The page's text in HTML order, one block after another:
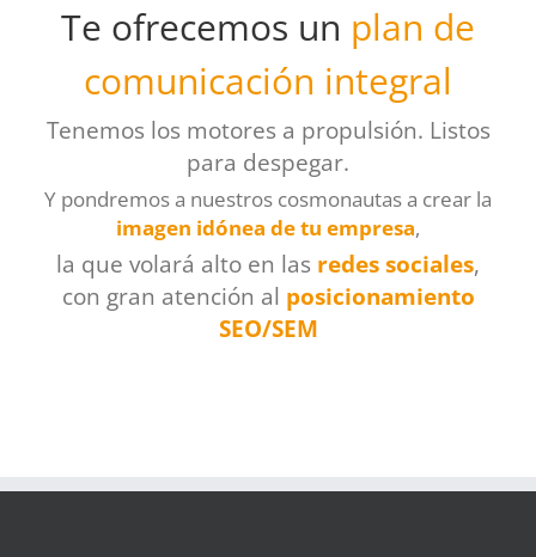
Te ofrecemos un plan de
comunicación integral
Tenemos los motores a propulsión. Listos
para despegar.
Y pondremos a nuestros cosmonautas a crear la
imagen idónea de tu empresa,
la que volará alto en las redes sociales,
con gran atención al posicionamiento
SEO/SEM